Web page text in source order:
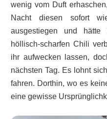
wenig vom Duft
Nacht diesen sofort
ausgestiegen und
höllisch-scharfen Chili
ihr aufwecken lassen,
nächsten Tag. Es lohnt
fahren. Dorthin, wo es
eine gewisse